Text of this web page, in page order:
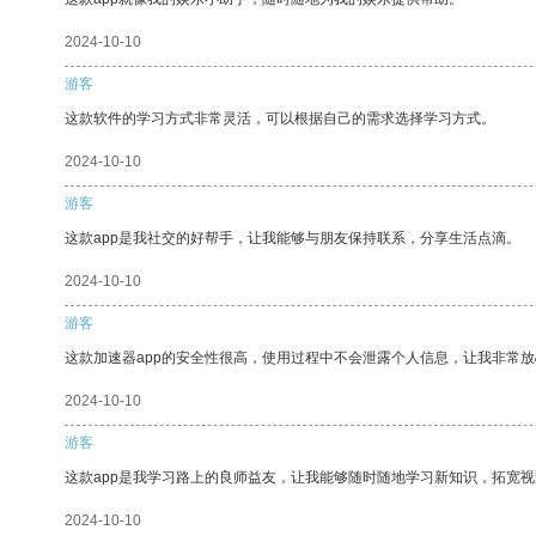
2024-10-10
游客
这款软件的学习方式非常灵活，可以根据自己的需求选择学习方式。
2024-10-10
游客
这款app是我社交的好帮手，让我能够与朋友保持联系，分享生活点滴。
2024-10-10
游客
这款加速器app的安全性很高，使用过程中不会泄露个人信息，让我非常放
2024-10-10
游客
这款app是我学习路上的良师益友，让我能够随时随地学习新知识，拓宽视
2024-10-10